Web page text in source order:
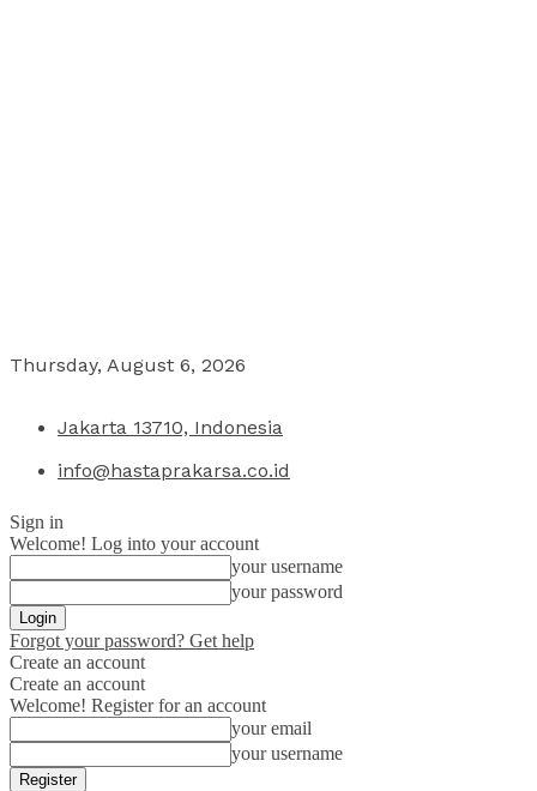
Thursday, August 6, 2026
Jakarta 13710, Indonesia
info@hastaprakarsa.co.id
Sign in
Welcome! Log into your account
your username
your password
Forgot your password? Get help
Create an account
Create an account
Welcome! Register for an account
your email
your username